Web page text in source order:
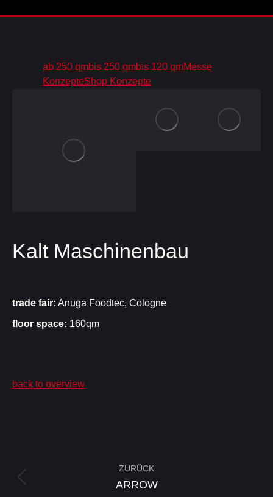
ab 250 qmbis 250 qmbis 120 qmMesse
KonzepteShop Konzepte
Kalt Maschinenbau
trade fair: Anuga Foodtec, Cologne
floor space: 160qm
back to overview
navigation
ZURÜCK
Previous
ARROW